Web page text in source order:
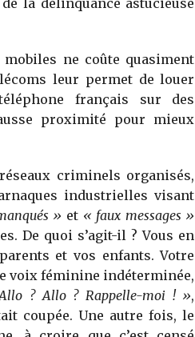
la délinquance astucieuse
ne coûte quasiment
leur permet de louer
français sur des
proximité pour mieux
criminels organisés,
industrielles visant
» et « faux messages »
De quoi s’agit-il ? Vous en
et vos enfants. Votre
voix féminine indéterminée,
? Allo ? Rappelle-moi ! »,
coupée. Une autre fois, le